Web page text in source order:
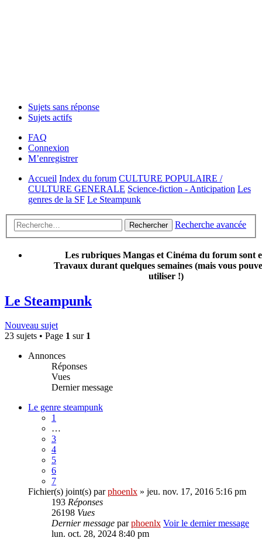
Sujets sans réponse
Sujets actifs
FAQ
Connexion
M’enregistrer
Accueil Index du forum CULTURE POPULAIRE /
CULTURE GENERALE Science-fiction - Anticipation Les
genres de la SF Le Steampunk
Rechercher Recherche avancée
Les rubriques Mangas et Cinéma du forum sont
Travaux durant quelques semaines (mais vous
utiliser !)
Le Steampunk
Nouveau sujet
23 sujets • Page 1 sur 1
Annonces
Réponses
Vues
Dernier message
Le genre steampunk
1
…
3
4
5
6
7
Fichier(s) joint(s) parphoenlx » jeu. nov. 17, 2016 5:16 pm
193 Réponses
26198 Vues
Dernier message parphoenlx Voir le dernier message
lun. oct. 28, 2024 8:40 pm